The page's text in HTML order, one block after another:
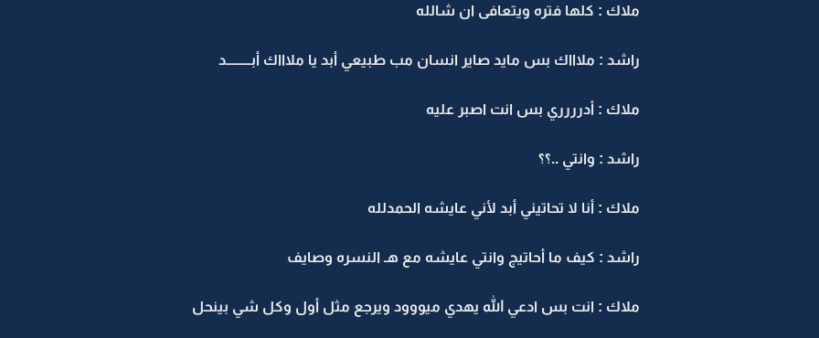
ملاك : كلها فتره ويتعافى ان شالله
راشد : ملاااك بس مايد صاير انسان مب طبيعي أبد يا ملاااك أبـــــــــد
ملاك : أدرررري بس انت اصبر عليه
راشد : وانتي ..؟؟
ملاك : أنا لا تحاتيني أبد لأني عايشه الحمدلله
راشد : كيف ما أحاتيج وانتي عايشه مع هـ النسره وصايف
ملاك : انت بس ادعي الله يهدي ميووود ويرجع مثل أول وكل شي بينحل